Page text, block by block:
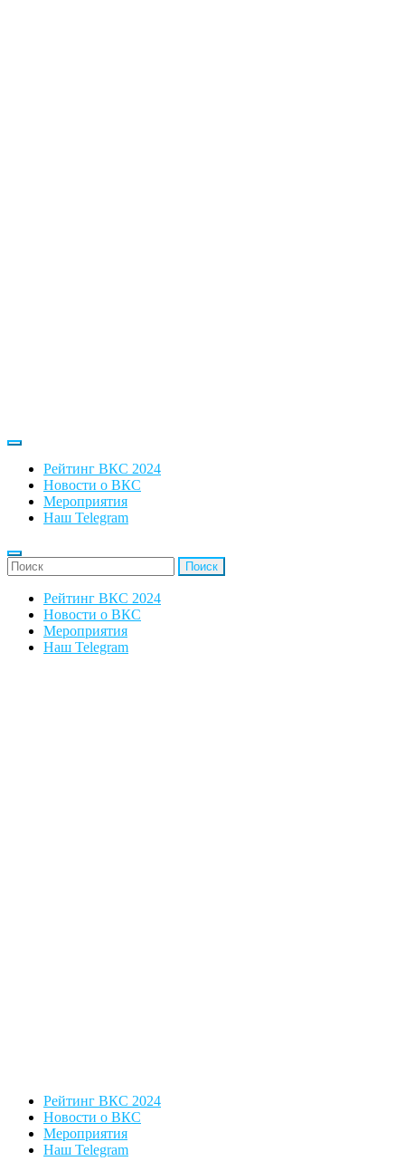
Рейтинг ВКС 2024
Новости о ВКС
Мероприятия
Наш Telegram
'Найти:
Рейтинг ВКС 2024
Новости о ВКС
Мероприятия
Наш Telegram
Рейтинг ВКС 2024
Новости о ВКС
Мероприятия
Наш Telegram